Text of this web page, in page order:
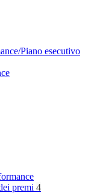
Piano esecutivo
premi 4